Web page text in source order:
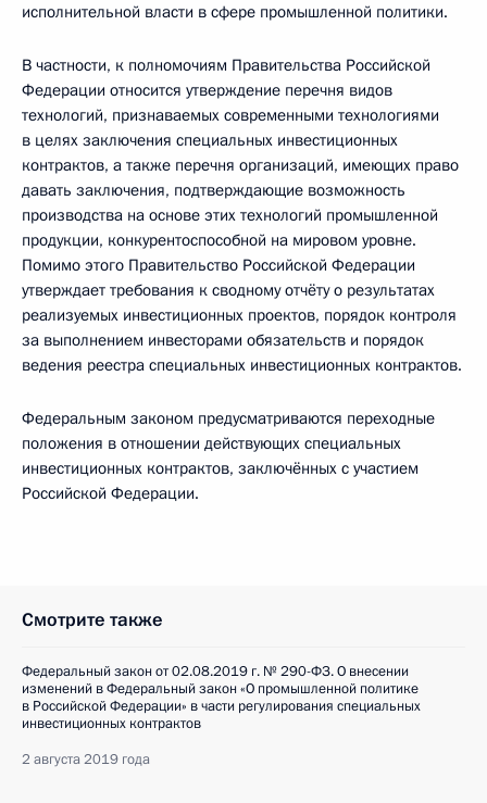
исполнительной власти в сфере промышленной политики.
В частности, к полномочиям Правительства Российской
Федерации относится утверждение перечня видов
технологий, признаваемых современными технологиями
в целях заключения специальных инвестиционных
контрактов, а также перечня организаций, имеющих право
давать заключения, подтверждающие возможность
производства на основе этих технологий промышленной
продукции, конкурентоспособной на мировом уровне.
Помимо этого Правительство Российской Федерации
утверждает требования к сводному отчёту о результатах
реализуемых инвестиционных проектов, порядок контроля
за выполнением инвесторами обязательств и порядок
ведения реестра специальных инвестиционных контрактов.
Федеральным законом предусматриваются переходные
положения в отношении действующих специальных
инвестиционных контрактов, заключённых с участием
Российской Федерации.
Смотрите также
Федеральный закон от 02.08.2019 г. № 290-ФЗ. О внесении
изменений в Федеральный закон «О промышленной политике
в Российской Федерации» в части регулирования специальных
инвестиционных контрактов
2 августа 2019 года